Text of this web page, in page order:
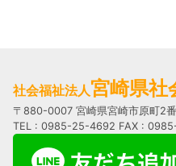
社会福祉法人宮崎県社
〒880-0007 宮崎県宮崎市原町2
TEL : 0985-25-4692 FAX :